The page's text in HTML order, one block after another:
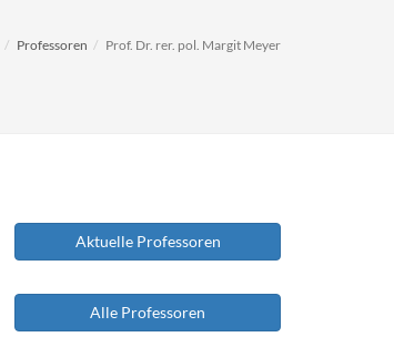
Professoren Prof. Dr. rer. pol. Margit Meyer
Aktuelle Professoren
Alle Professoren